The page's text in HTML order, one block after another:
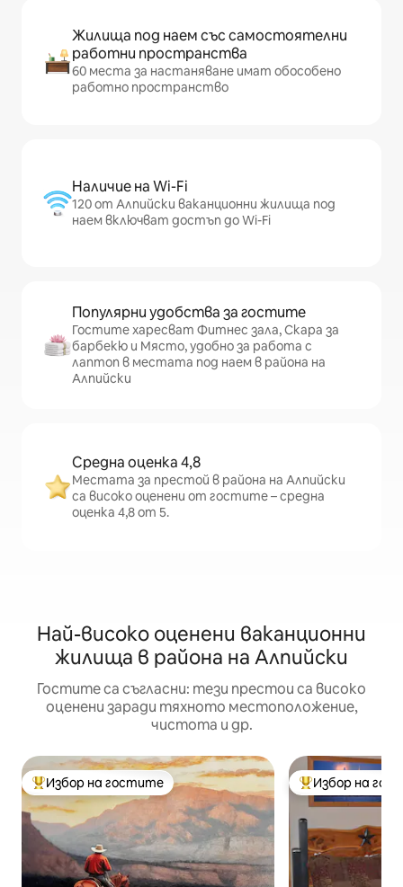
Жилища под наем със самостоятелни
работни пространства
60 места за настаняване имат обособено
работно пространство
Наличие на Wi-Fi
120 от Алпийски ваканционни жилища под
наем включват достъп до Wi-Fi
Популярни удобства за гостите
Гостите харесват Фитнес зала, Скара за
барбекю и Място, удобно за работа с
лаптоп в местата под наем в района на
Алпийски
Средна оценка 4,8
Местата за престой в района на Алпийски
са високо оценени от гостите – средна
оценка 4,8 от 5.
Най-високо оценени ваканционни
жилища в района на Алпийски
Гостите са съгласни: тези престои са високо
оценени заради тяхното местоположение,
чистота и др.
Най-популярен избор на гостите
Избор на гостите Най-популярен
Избор на